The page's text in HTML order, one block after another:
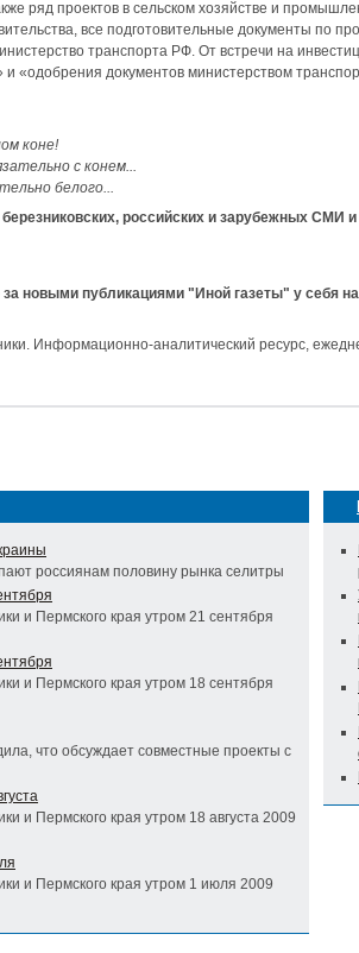
ряд проектов в сельском хозяйстве и
все подготовительные документы по
транспорта РФ. От встречи на
и «одобрения документов министерством
коне!
с конем...
белого...
российских и зарубежных СМИ
новыми публикациями "Иной газеты" у себя
Информационно-аналитический ресурс,
россиянам половину рынка селитры
и Пермского края утром 21 сентября
и Пермского края утром 18 сентября
что обсуждает совместные проекты с
и Пермского края утром 18 августа 2009
и Пермского края утром 1 июля 2009